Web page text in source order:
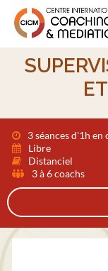
Home
3 séances d'1h
Libre
Distanciel
3 à 6 coachs